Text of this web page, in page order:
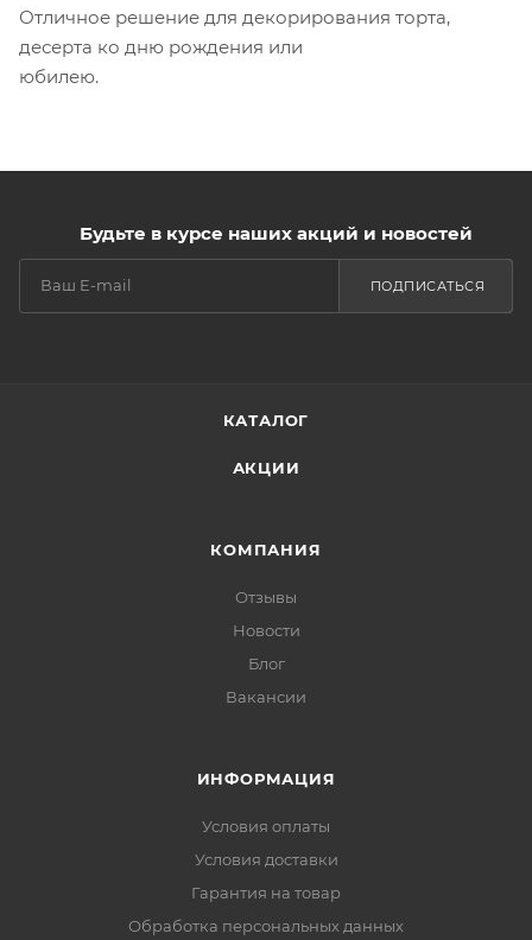
Отличное решение для декорирования торта,
десерта ко дню рождения или
юбилею.
Будьте в курсе наших акций и новостей
ПОДПИСАТЬСЯ
КАТАЛОГ
АКЦИИ
КОМПАНИЯ
Отзывы
Новости
Блог
Вакансии
ИНФОРМАЦИЯ
Условия оплаты
Условия доставки
Гарантия на товар
Обработка персональных данных